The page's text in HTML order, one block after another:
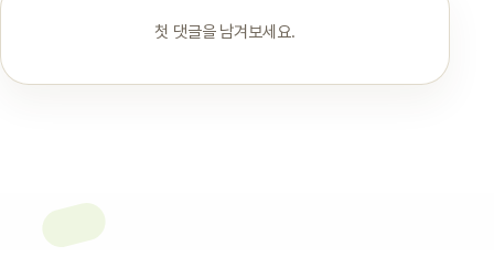
첫 댓글을 남겨보세요.